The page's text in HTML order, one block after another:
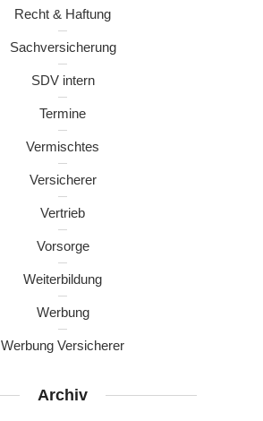
Recht & Haftung
Sachversicherung
SDV intern
Termine
Vermischtes
Versicherer
Vertrieb
Vorsorge
Weiterbildung
Werbung
Werbung Versicherer
Archiv